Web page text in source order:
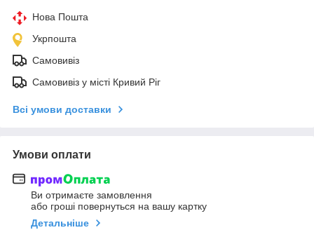
Нова Пошта
Укрпошта
Самовивіз
Самовивіз у місті Кривий Ріг
Всі умови доставки
Умови оплати
Ви отримаєте замовлення
або гроші повернуться на вашу картку
Детальніше